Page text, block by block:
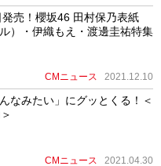
売！櫻坂46 田村保乃表紙
）・伊織もえ・渡邊圭祐特集
CMニュース 2021.12.10
なみたい」にグッとくる！＜
CMニュース 2021.04.30